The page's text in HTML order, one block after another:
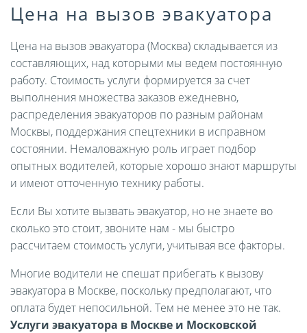
Цена на вызов эвакуатора
Цена на вызов эвакуатора (Москва) складывается из
составляющих, над которыми мы ведем постоянную
работу. Стоимость услуги формируется за счет
выполнения множества заказов ежедневно,
распределения эвакуаторов по разным районам
Москвы, поддержания спецтехники в исправном
состоянии. Немаловажную роль играет подбор
опытных водителей, которые хорошо знают маршруты
и имеют отточенную технику работы.
Если Вы хотите вызвать эвакуатор, но не знаете во
сколько это стоит, звоните нам - мы быстро
рассчитаем стоимость услуги, учитывая все факторы.
Многие водители не спешат прибегать к вызову
эвакуатора в Москве, поскольку предполагают, что
оплата будет непосильной. Тем не менее это не так.
Услуги эвакуатора в Москве и Московской